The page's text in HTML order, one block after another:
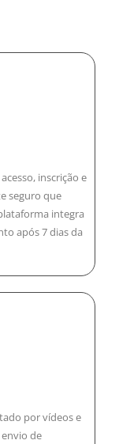
inscrição e
seguro que
integra
após 7 dias da
por vídeos e
de